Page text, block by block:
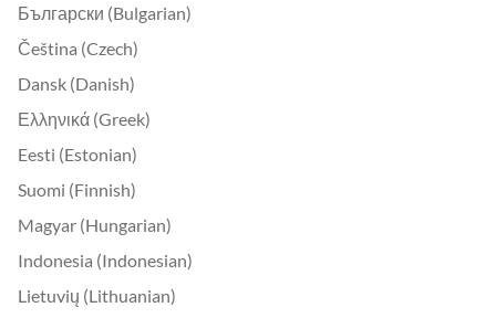
Български (Bulgarian)
Čeština (Czech)
Dansk (Danish)
Ελληνικά (Greek)
Eesti (Estonian)
Suomi (Finnish)
Magyar (Hungarian)
Indonesia (Indonesian)
Lietuvių (Lithuanian)